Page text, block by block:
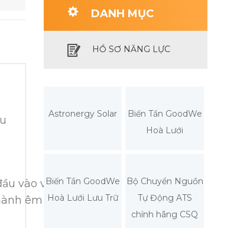
vào và hiệu suất
êm ái, độ ồn thấp,
DANH MỤC
HỒ SƠ NĂNG LỰC
Astronergy Solar
Biến Tần GoodWe
Hoà Lưới
Biến Tần GoodWe
Hoà Lưới Lưu Trữ
Bộ Chuyển Nguồn
Tự Động ATS
chính hãng CSQ